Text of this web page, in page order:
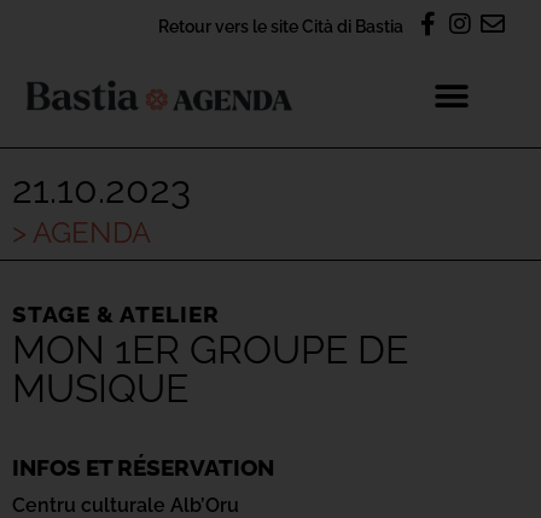
Retour vers le site Cità di Bastia
21.10.2023
> AGENDA
STAGE & ATELIER
MON 1ER GROUPE DE
MUSIQUE
INFOS ET RÉSERVATION
Centru culturale Alb’Oru